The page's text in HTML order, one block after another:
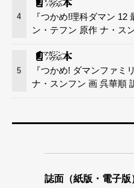
4
『つかめ!理科ダマン
ン・テフン 原作 ナ・ス
5
『つかめ! ダマンファ
ナ・スンフン 画 呉華順
誌面（紙版・電子版